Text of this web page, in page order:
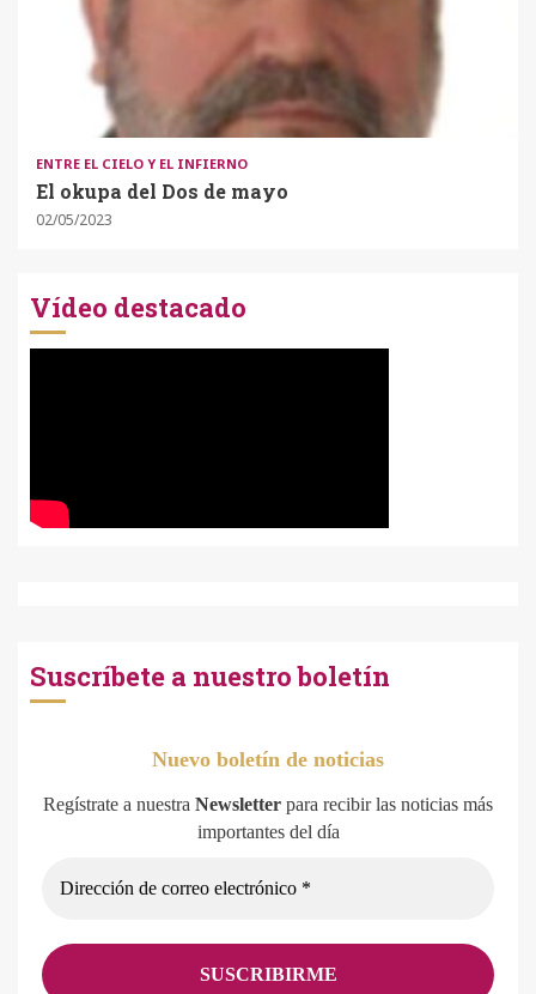
ENTRE EL CIELO Y EL INFIERNO
El okupa del Dos de mayo
02/05/2023
Vídeo destacado
Suscríbete a nuestro boletín
Nuevo boletín de noticias
Regístrate a nuestra Newsletter para recibir las noticias más
importantes del día